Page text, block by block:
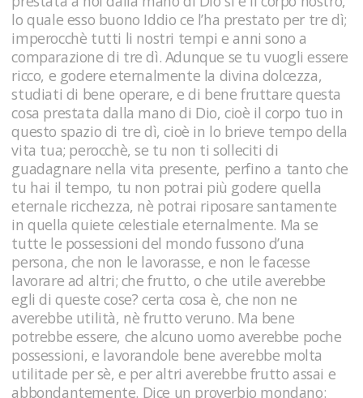
lo quale esso buono Iddio ce l’ha prestato per tre dì;
imperocchè tutti li nostri tempi e anni sono a
comparazione di tre dì. Adunque se tu vuogli essere
ricco, e godere eternalmente la divina dolcezza,
studiati di bene operare, e di bene fruttare questa
cosa prestata dalla mano di Dio, cioè il corpo tuo in
questo spazio di tre dì, cioè in lo brieve tempo della
vita tua; perocchè, se tu non ti solleciti di
guadagnare nella vita presente, perfino a tanto che
tu hai il tempo, tu non potrai più godere quella
eternale ricchezza, nè potrai riposare santamente
in quella quiete celestiale eternalmente. Ma se
tutte le possessioni del mondo fussono d’una
persona, che non le lavorasse, e non le facesse
lavorare ad altri; che frutto, o che utile averebbe
egli di queste cose? certa cosa è, che non ne
averebbe utilità, nè frutto veruno. Ma bene
potrebbe essere, che alcuno uomo averebbe poche
possessioni, e lavorandole bene averebbe molta
utilitade per sè, e per altri averebbe frutto assai e
abbondantemente. Dice un proverbio mondano: